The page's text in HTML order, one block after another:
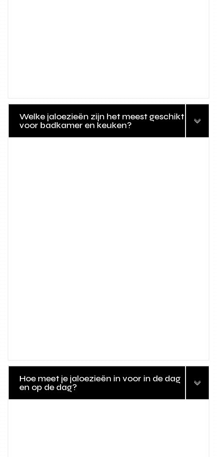
Welke jaloezieën zijn het meest geschikt
voor badkamer en keuken?
Hoe meet je jaloezieën in voor in de dag
en op de dag?